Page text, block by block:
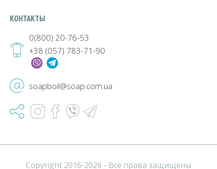
КОНТАКТЫ
0(800) 20-76-53
+38 (057) 783-71-90
soapboil@soap.com.ua
Copyright 2016-2026 - Все права защищены